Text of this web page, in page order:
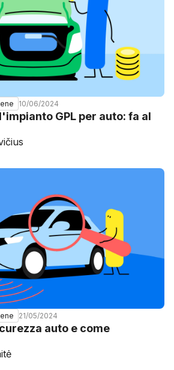
10/06/2024
GPL per auto: fa al
21/05/2024
auto e come